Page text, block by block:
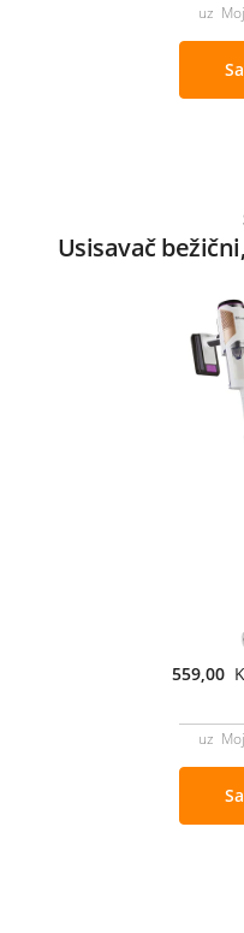
uz
Usisavač
559,00
uz